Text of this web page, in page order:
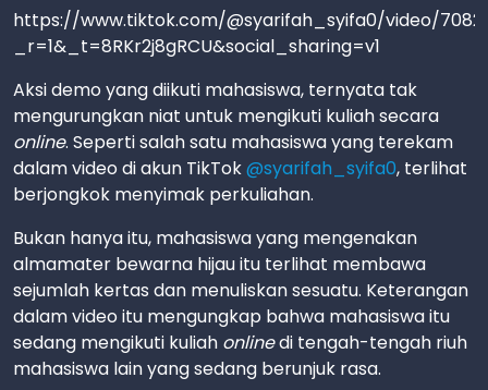
https://www.tiktok.com/@syarifah_syifa0/video/
_r=1&_t=8RKr2j8gRCU&social_sharing=v1
Aksi demo yang diikuti mahasiswa, ternyata tak
mengurungkan niat untuk mengikuti kuliah secara
online. Seperti salah satu mahasiswa yang terekam
dalam video di akun TikTok@syarifah_syifa0, terlihat
berjongkok menyimak perkuliahan.
Bukan hanya itu, mahasiswa yang mengenakan
almamater bewarna hijau itu terlihat membawa
sejumlah kertas dan menuliskan sesuatu. Keterangan
dalam video itu mengungkap bahwa mahasiswa itu
sedang mengikuti kuliah onlinedi tengah-tengah riuh
mahasiswa lain yang sedang berunjuk rasa.